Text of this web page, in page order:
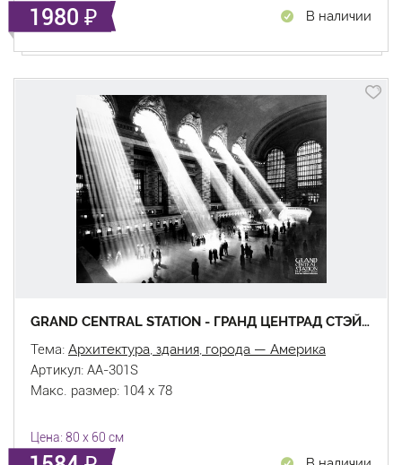
В наличии
1980
GRAND CENTRAL STATION - ГРАНД ЦЕНТРАД СТЭЙШН
Тема: Архитектура, здания, города — Америка
Артикул: AA-301S
Макс. размер: 104 x 78
Цена: 80 x 60 см